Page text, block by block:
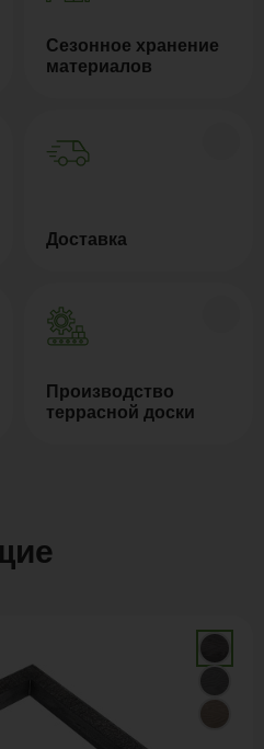
Сезонное хранение
материалов
Доставка
Производство
террасной доски